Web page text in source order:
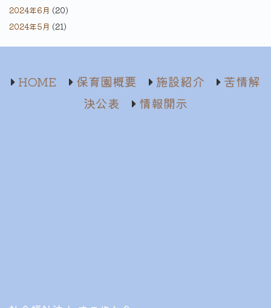
2024年6月 (20)
2024年5月 (21)
HOME 保育園概要 施設紹介
苦情解
決公表
情報開示